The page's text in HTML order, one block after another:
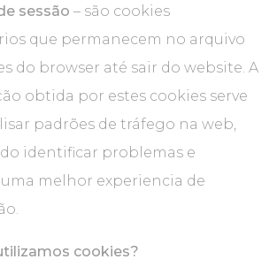
sessão – são cookies
que permanecem no arquivo
do browser até sair do website. A
obtida por estes cookies serve
padrões de tráfego na web,
identificar problemas e
melhor experiencia de
cookies?